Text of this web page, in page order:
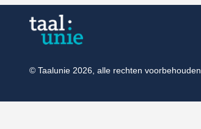
© Taalunie 2026, alle rechten voorbehouden.